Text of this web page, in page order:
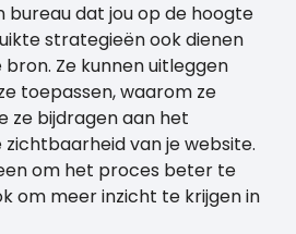
bureau dat jou op de hoogte
strategieën ook dienen
Ze kunnen uitleggen
toepassen, waarom ze
ze bijdragen aan het
van je website.
om het proces beter te
om meer inzicht te krijgen in